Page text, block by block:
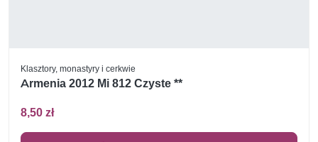
Klasztory, monastyry i cerkwie
Armenia 2012 Mi 812 Czyste **
8,50 zł